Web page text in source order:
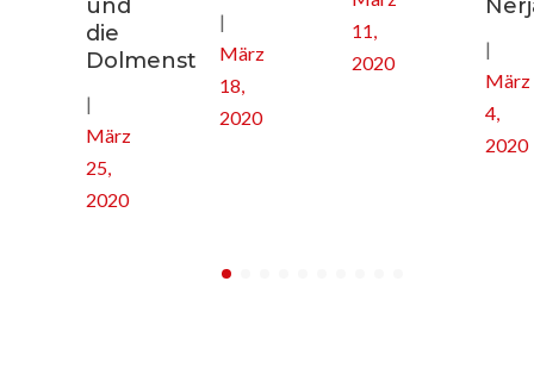
und
die
Dolmenstätten
|
März
25,
2020
|
März
18,
2020
11,
2020
|
März
4,
2020